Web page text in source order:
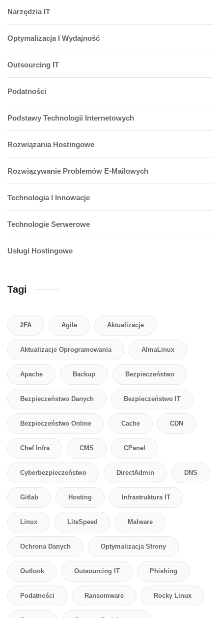
Narzędzia IT
Optymalizacja I Wydajność
Outsourcing IT
Podatności
Podstawy Technologii Internetowych
Rozwiązania Hostingowe
Rozwiązywanie Problemów E-Mailowych
Technologia I Innowacje
Technologie Serwerowe
Usługi Hostingowe
Tagi
2FA Agile Aktualizacje
Aktualizacje Oprogramowania AlmaLinux
Apache Backup Bezpieczeństwo
Bezpieczeństwo Danych Bezpieczeństwo IT
Bezpieczeństwo Online Cache CDN
Chef Infra CMS CPanel
Cyberbezpieczeństwo DirectAdmin DNS
Gitlab Hosting Infrastruktura IT
Linux LiteSpeed Malware
Ochrona Danych Optymalizacja Strony
Outlook Outsourcing IT Phishing
Podatności Ransomware Rocky Linux